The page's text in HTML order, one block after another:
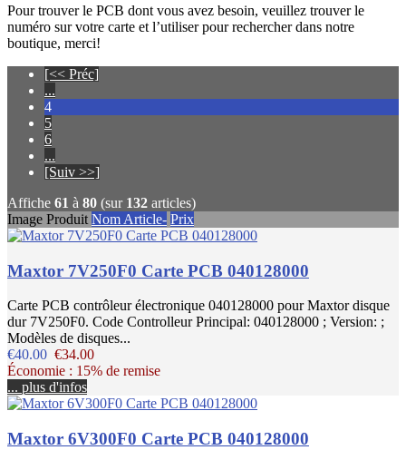
Pour trouver le PCB dont vous avez besoin, veuillez trouver le
numéro sur votre carte et l’utiliser pour rechercher dans notre
boutique, merci!
[<< Préc]
...
4
5
6
...
[Suiv >>]
Affiche 61 à 80 (sur 132 articles)
Image Produit Nom Article- Prix
Maxtor 7V250F0 Carte PCB 040128000
Carte PCB contrôleur électronique 040128000 pour Maxtor disque
dur 7V250F0. Code Controlleur Principal: 040128000 ; Version: ;
Modèles de disques...
€40.00 €34.00
Économie : 15% de remise
... plus d'infos
Maxtor 6V300F0 Carte PCB 040128000